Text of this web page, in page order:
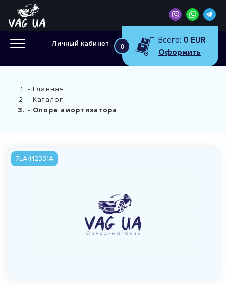
Личный кабинет 0
Всего: 0 EUR
Оформить
Главная
Каталог
Опора амортизатора
7LA412331A